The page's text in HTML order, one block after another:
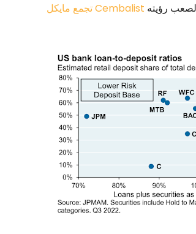
تجمع مايكل Cembalist